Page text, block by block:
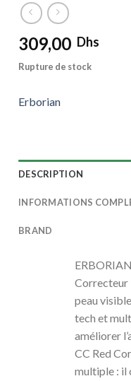
309,00 Dhs
Rupture de stock
Erborian
DESCRIPTION
INFORMATIONS
BRAND
Correcteur
peau
tech et
améliorer
CC Red
multiple : il